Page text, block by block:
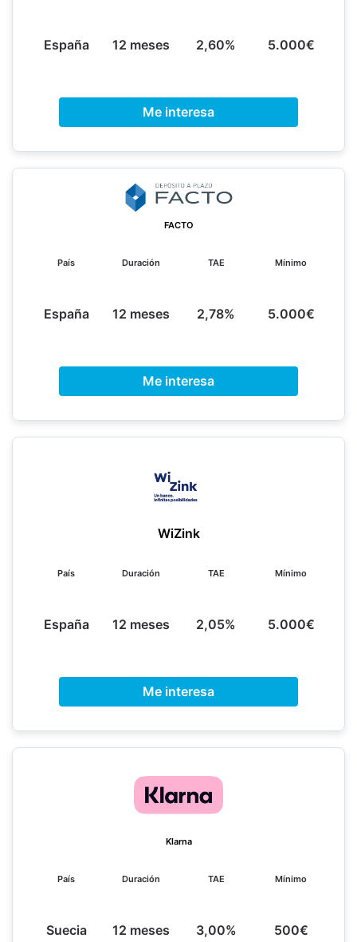
España 12 meses 2,60% 5.000€
Me interesa
FACTO
País
España
Duración
12 meses
TAE
2,78%
Mínimo
5.000€
Me interesa
WiZink
País
España
Duración
12 meses
TAE
2,05%
Mínimo
5.000€
Me interesa
Klarna
País
Suecia
Duración
12 meses
TAE
3,00%
Mínimo
500€